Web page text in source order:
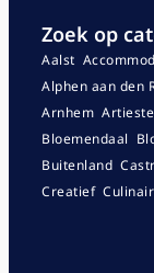
Zoek op
Aalst
Alphen aan den
Arnhem
Bloemendaal
Buitenland
Creatief Culinair